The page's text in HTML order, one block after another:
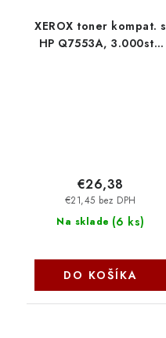
XEROX toner kompat. s
HP Q7553A, 3.000str,
Na sklade (6 ks)
€21,45 bez DPH
€26,38
DO KOŠÍKA